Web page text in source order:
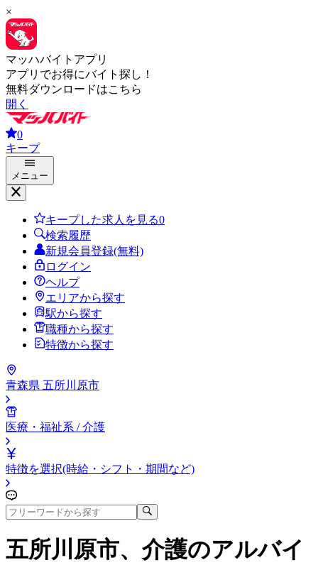
×
マッハバイトアプリ
アプリでお得にバイト探し！
無料ダウンロードはこちら
開く
0
キープ
メニュー
キープした求人を見る0
検索履歴
新規会員登録(無料)
ログイン
ヘルプ
エリアから探す
駅から探す
職種から探す
特徴から探す
青森県 五所川原市
医療・福祉系 / 介護
特徴を選択(時給・シフト・期間など)
五所川原市、介護のアルバイ